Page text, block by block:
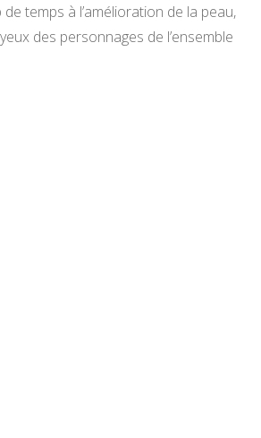
temps à l’amélioration de la peau,
des personnages de l’ensemble